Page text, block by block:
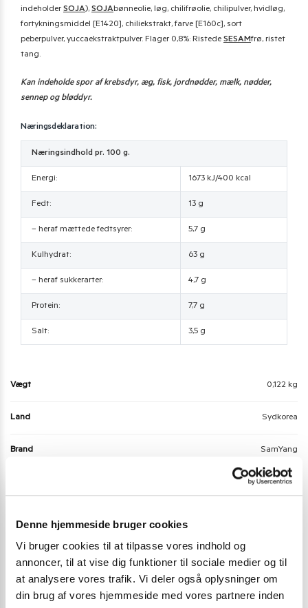
Denne hjemmeside bruger cookies
Vi bruger cookies til at tilpasse vores indhold og
annoncer, til at vise dig funktioner til sociale medier og til
at analysere vores trafik. Vi deler også oplysninger om
din brug af vores hjemmeside med vores partnere inden
indeholder SOJA), SOJAbønneolie, løg, chilifrøolie, chilipulver, hvidløg,
fortykningsmiddel [E1420], chiliekstrakt, farve [E160c], sort
peberpulver, yuccaekstraktpulver. Flager 0,8%: Ristede SESAMfrø, ristet
tang.
Kan indeholde spor af krebsdyr, æg, fisk, jordnødder, mælk, nødder,
sennep og bløddyr.
Næringsdeklaration:
Næringsindhold pr. 100 g.
Energi: 1673 kJ/400 kcal
Fedt: 13 g
– heraf mættede fedtsyrer: 5,7 g
Kulhydrat: 63 g
– heraf sukkerarter: 4,7 g
Protein: 7,7 g
Salt: 3,5 g
Vægt 0,122 kg
Land Sydkorea
Brand SamYang
Ost, Sulfitter
Vær den første til at anmelde “Samyang Extreme
Buldak Hot Chicken Flavour Cup 70 g.”